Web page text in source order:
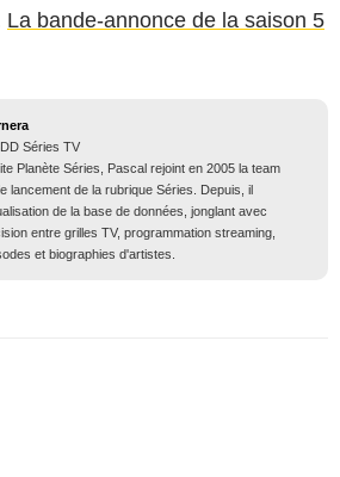
La bande-annonce de la saison 5
Séries TV
Planète Séries, Pascal rejoint en 2005 la team
lancement de la rubrique Séries. Depuis, il
de la base de données, jonglant avec
entre grilles TV, programmation streaming,
et biographies d'artistes.